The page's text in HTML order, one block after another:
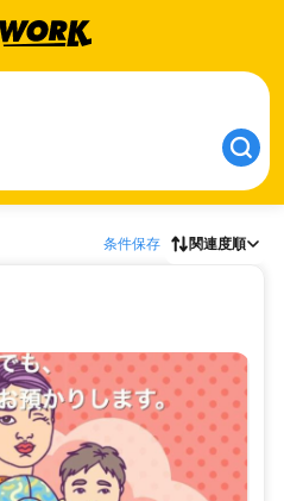
条件保存 関連度順